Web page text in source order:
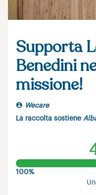
Supporta
Benedini
missione!
Wecare
La raccolta sostiene
100%